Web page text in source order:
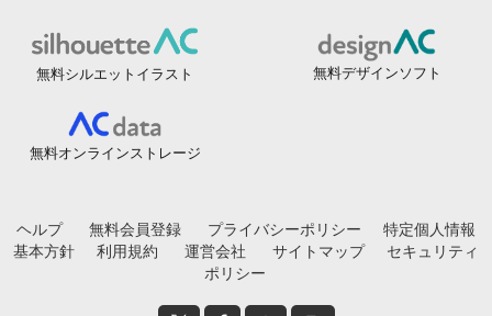
無料シルエットイラスト 無料デザインソフト
無料オンラインストレージ
ヘルプ 無料会員登録 プライバシーポリシー
特定個人情報
基本方針
利用規約 運営会社 サイトマップ
セキュリティ
ポリシー